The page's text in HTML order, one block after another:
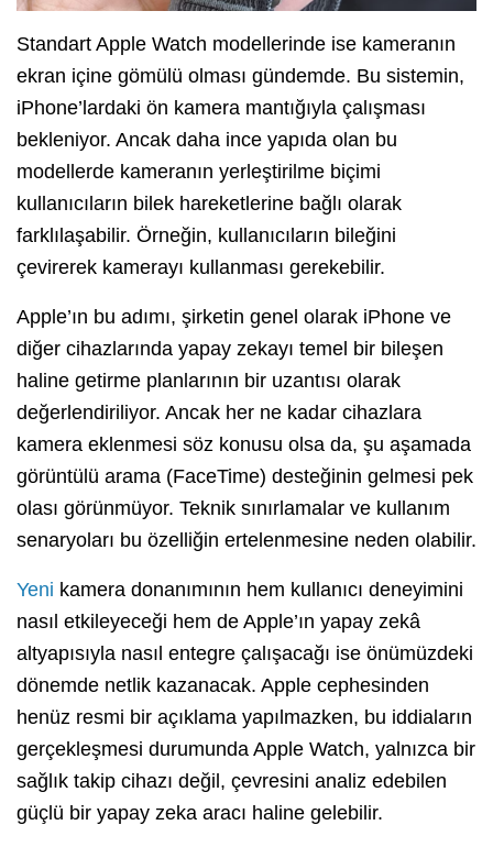
Standart Apple Watch modellerinde ise kameranın
ekran içine gömülü olması gündemde. Bu sistemin,
iPhone’lardaki ön kamera mantığıyla çalışması
bekleniyor. Ancak daha ince yapıda olan bu
modellerde kameranın yerleştirilme biçimi
kullanıcıların bilek hareketlerine bağlı olarak
farklılaşabilir. Örneğin, kullanıcıların bileğini
çevirerek kamerayı kullanması gerekebilir.
Apple’ın bu adımı, şirketin genel olarak iPhone ve
diğer cihazlarında yapay zekayı temel bir bileşen
haline getirme planlarının bir uzantısı olarak
değerlendiriliyor. Ancak her ne kadar cihazlara
kamera eklenmesi söz konusu olsa da, şu aşamada
görüntülü arama (FaceTime) desteğinin gelmesi pek
olası görünmüyor. Teknik sınırlamalar ve kullanım
senaryoları bu özelliğin ertelenmesine neden olabilir.
Yeni kamera donanımının hem kullanıcı deneyimini
nasıl etkileyeceği hem de Apple’ın yapay zekâ
altyapısıyla nasıl entegre çalışacağı ise önümüzdeki
dönemde netlik kazanacak. Apple cephesinden
henüz resmi bir açıklama yapılmazken, bu iddiaların
gerçekleşmesi durumunda Apple Watch, yalnızca bir
sağlık takip cihazı değil, çevresini analiz edebilen
güçlü bir yapay zeka aracı haline gelebilir.